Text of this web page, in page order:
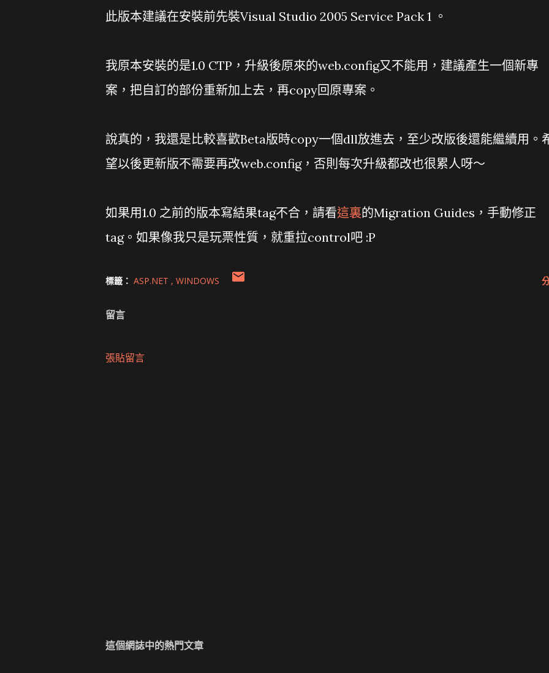
此版本建議在安裝前先裝Visual Studio 2005 Service Pack 1 。
我原本安裝的是1.0 CTP，升級後原來的web.config又不能用，建議產生一個新專
案，把自訂的部份重新加上去，再copy回原專案。
說真的，我還是比較喜歡Beta版時copy一個dll放進去，至少改版後還能繼續用。
望以後更新版不需要再改web.config，否則每次升級都改也很累人呀～
如果用1.0 之前的版本寫結果tag不合，請看這裏的Migration Guides，手動修正
tag。如果像我只是玩票性質，就重拉control吧 :P
標籤： ASP.NET WINDOWS
留言
張貼留言
這個網誌中的熱門文章